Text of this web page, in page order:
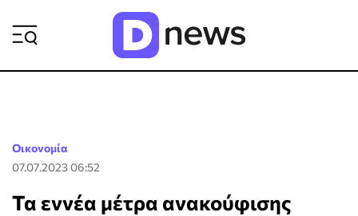
Οικονομία
07.07.2023 06:52
Τα εννέα μέτρα ανακούφισης